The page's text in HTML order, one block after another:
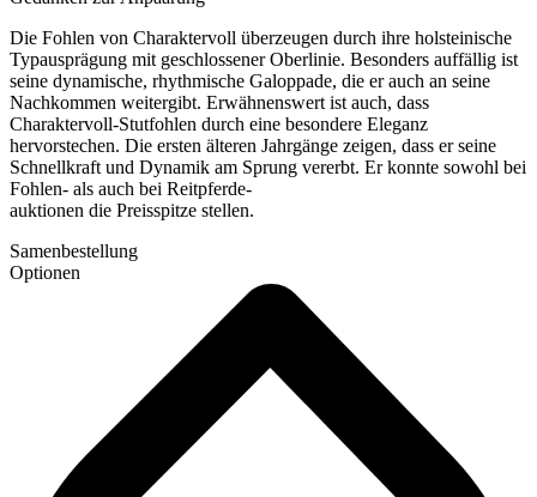
Die Fohlen von Charaktervoll überzeugen durch ihre holsteinische
Typausprägung mit geschlossener Oberlinie. Besonders auffällig ist
seine dynamische, rhythmische Galoppade, die er auch an seine
Nachkommen weitergibt. Erwähnenswert ist auch, dass
Charaktervoll-Stutfohlen durch eine besondere Eleganz
hervorstechen. Die ersten älteren Jahrgänge zeigen, dass er seine
Schnellkraft und Dynamik am Sprung vererbt. Er konnte sowohl bei
Fohlen- als auch bei Reitpferde-
auktionen die Preisspitze stellen.
Samenbestellung
Optionen